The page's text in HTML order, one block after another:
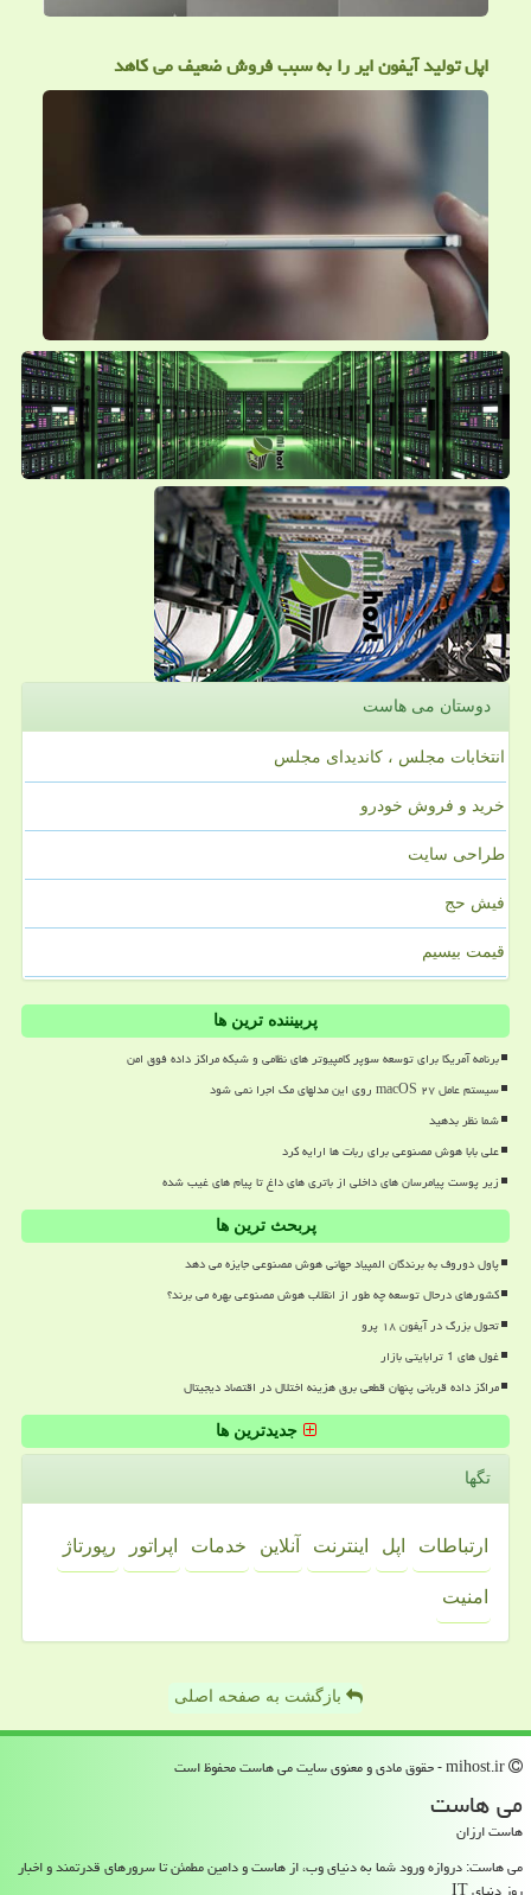
اپل تولید آیفون ایر را به سبب فروش ضعیف می کاهد
دوستان می هاست
انتخابات مجلس ، کاندیدای مجلس
خرید و فروش خودرو
طراحی سایت
فیش حج
قیمت بیسیم
پربیننده ترین ها
برنامه آمریکا برای توسعه سوپر کامپیوتر های نظامی و شبکه مراکز داده فوق امن
سیستم عامل macOS ۲۷ روی این مدلهای مک اجرا نمی شود
شما نظر بدهید
علی بابا هوش مصنوعی برای ربات ها ارایه کرد
زیر پوست پیامرسان های داخلی از باتری های داغ تا پیام های غیب شده
پربحث ترین ها
پاول دوروف به برندگان المپیاد جهانی هوش مصنوعی جایزه می دهد
کشورهای درحال توسعه چه طور از انقلاب هوش مصنوعی بهره می برند؟
تحول بزرگ در آیفون ۱۸ پرو
غول های 1 ترابایتی بازار
مراکز داده قربانی پنهان قطعی برق هزینه اختلال در اقتصاد دیجیتال
جدیدترین ها
تگها
ارتباطات اپل اینترنت آنلاین خدمات اپراتور رپورتاژ
امنیت
بازگشت به صفحه اصلی
می هاست
هاست ارزان
می هاست: دروازه ورود شما به دنیای وب، از هاست و دامین مطمئن تا سرورهای قدرتمند و اخبار